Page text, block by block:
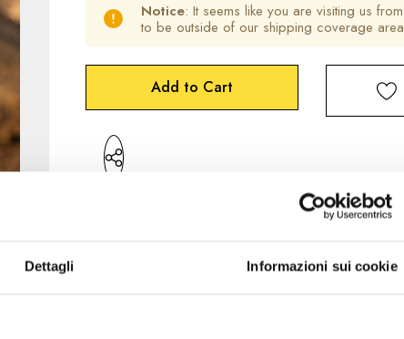
Dettagli Informazioni sui cookie
Notice: It seems like you are visiting us from
to be outside of our shipping coverage area
Hurry
Current